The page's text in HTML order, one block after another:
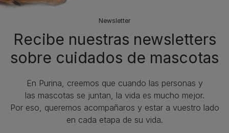
Newsletter
Recibe nuestras newsletters
sobre cuidados de mascotas​
En Purina, creemos que cuando las personas y
las mascotas se juntan, la vida es mucho mejor.
Por eso, queremos acompañaros y estar a vuestro lado
en cada etapa de su vida.​